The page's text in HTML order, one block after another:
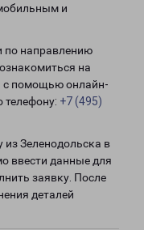
и
по направлению
на
с помощью онлайн-
телефону: +7 (495)
из Зеленодольска в
ввести данные для
заявку. После
деталей